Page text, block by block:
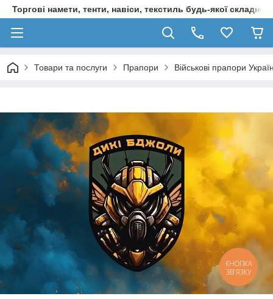
Торгові намети, тенти, навіси, текстиль будь-якої
Товари та послуги Прапори Військові прапори
КНОПКА
ЗВ'ЯЗКУ